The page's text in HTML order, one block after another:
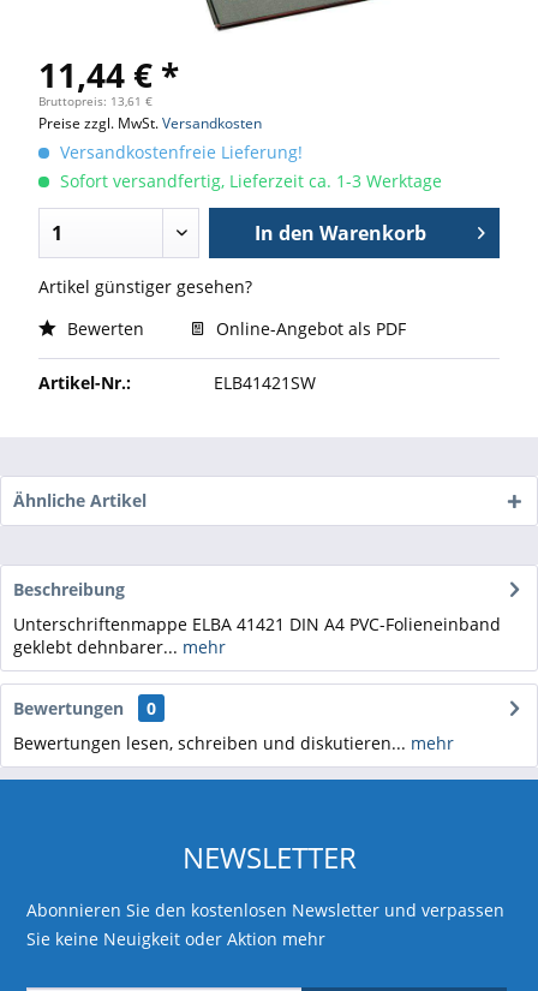
11,44 € *
Bruttopreis: 13,61 €
Preise zzgl. MwSt.Versandkosten
Versandkostenfreie Lieferung!
Sofort versandfertig, Lieferzeit ca. 1-3 Werktage
In den Warenkorb
Artikel günstiger gesehen?
Bewerten
Online-Angebot als PDF
Artikel-Nr.: ELB41421SW
Ähnliche Artikel
Beschreibung
Unterschriftenmappe ELBA 41421 DIN A4 PVC-Folieneinband
geklebt dehnbarer... mehr
Bewertungen
0
Bewertungen lesen, schreiben und diskutieren... mehr
NEWSLETTER
Abonnieren Sie den kostenlosen Newsletter und verpassen
Sie keine Neuigkeit oder Aktion mehr